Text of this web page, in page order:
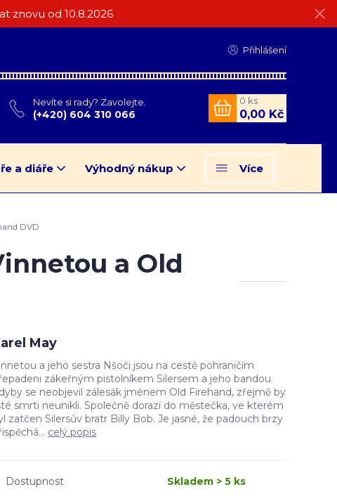
znovu od 10.8.2026
Přihlášení
Nevíte si rady? Zavolejte.
(+420) 604 310 066
0 ks
0,00 Kč
a diáře Výhodný nákup Více
DVD
a Old
May
a jeho sestra Nšoči jsou na cestě pohraničím
zákeřným pistolníkem Silersem a jeho bandou.
se neobjevil zálesák jménem Old Firehand, zřejmě by
smrti neunikli. Společně dorazí do městečka, ve kterém
zatčen Silersův bratr Billy Bob. Je jasné, že padouch brzy
celý popis
Dostupnost Skladem > 5 ks